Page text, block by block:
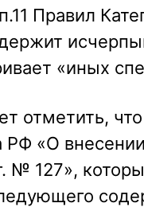
Правил
«иных
отметить,
РФ «О
№ 127»,